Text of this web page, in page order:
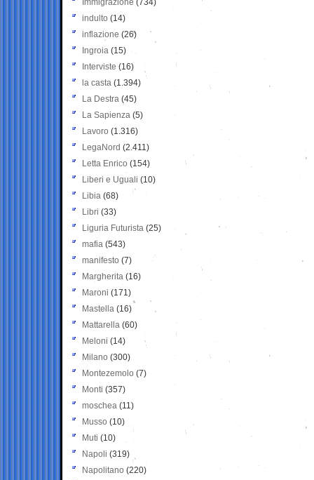
Immigrazione (734)
indulto (14)
inflazione (26)
Ingroia (15)
Interviste (16)
la casta (1.394)
La Destra (45)
La Sapienza (5)
Lavoro (1.316)
LegaNord (2.411)
Letta Enrico (154)
Liberi e Uguali (10)
Libia (68)
Libri (33)
Liguria Futurista (25)
mafia (543)
manifesto (7)
Margherita (16)
Maroni (171)
Mastella (16)
Mattarella (60)
Meloni (14)
Milano (300)
Montezemolo (7)
Monti (357)
moschea (11)
Musso (10)
Muti (10)
Napoli (319)
Napolitano (220)